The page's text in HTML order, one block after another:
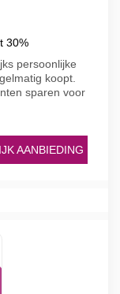
30%
persoonlijke
koopt.
sparen voor
AANBIEDING